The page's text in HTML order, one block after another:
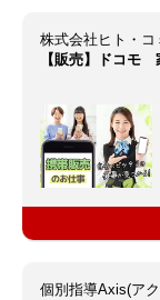
株式会社ヒト・
【販売】ドコモ